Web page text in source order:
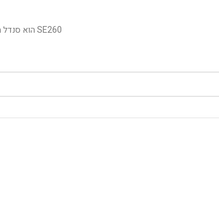
SE260 הוא סנדל מתכווננן המספק תמיכה ונוחות לקשת.